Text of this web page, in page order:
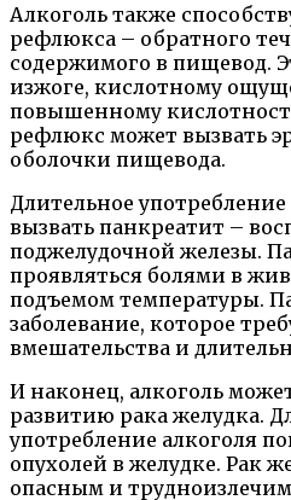
Алкоголь также
рефлюкса – обратного
содержимого в пищевод.
изжоге, кислотному
повышенному
рефлюкс может вызвать
оболочки пищевода.
Длительное
вызвать панкреатит –
поджелудочной железы.
проявляться болями в
подъемом температуры.
заболевание, которое
вмешательства и
И наконец, алкоголь
развитию рака желудка.
употребление алкоголя
опухолей в желудке. Рак
опасным и